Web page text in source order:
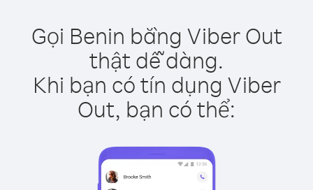
Gọi Benin bằng Viber Out
thật dễ dàng.
Khi bạn có tín dụng Viber
Out, bạn có thể: